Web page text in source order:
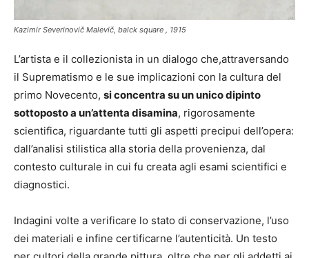
Kazimir Severinovič Malevič, balck square , 1915
L’artista e il collezionista in un dialogo che,attraversando
il Suprematismo e le sue implicazioni con la cultura del
primo Novecento, si concentra su un unico dipinto
sottoposto a un’attenta disamina, rigorosamente
scientifica, riguardante tutti gli aspetti precipui dell’opera:
dall’analisi stilistica alla storia della provenienza, dal
contesto culturale in cui fu creata agli esami scientifici e
diagnostici.
Indagini volte a verificare lo stato di conservazione, l’uso
dei materiali e infine certificarne l’autenticità. Un testo